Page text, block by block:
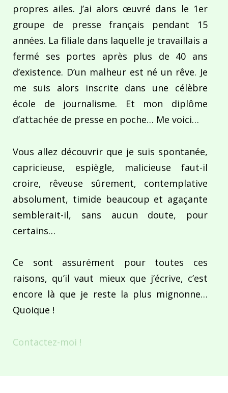
propres ailes. J’ai alors œuvré dans le 1er
groupe de presse français pendant 15
années. La filiale dans laquelle je travaillais a
fermé ses portes après plus de 40 ans
d’existence. D’un malheur est né un rêve. Je
me suis alors inscrite dans une célèbre
école de journalisme. Et mon diplôme
d’attachée de presse en poche… Me voici…
Vous allez découvrir que je suis spontanée,
capricieuse, espiègle, malicieuse faut-il
croire, rêveuse sûrement, contemplative
absolument, timide beaucoup et agaçante
semblerait-il, sans aucun doute, pour
certains…
Ce sont assurément pour toutes ces
raisons, qu’il vaut mieux que j’écrive, c’est
encore là que je reste la plus mignonne…
Quoique !
Contactez-moi !